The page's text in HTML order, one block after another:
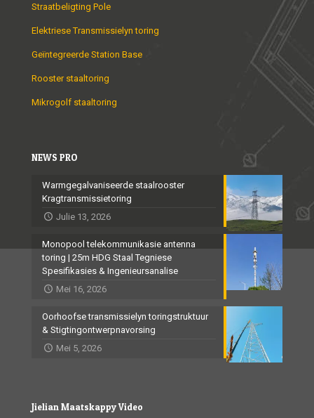
Straatbeligting Pole
Elektriese Transmissielyn toring
Geïntegreerde Station Base
Rooster staaltoring
Mikrogolf staaltoring
NEWS PRO
Warmgegalvaniseerde staalrooster
Kragtransmissietoring
Julie 13, 2026
Monopool telekommunikasie antenna
toring | 25m HDG Staal Tegniese
Spesifikasies & Ingenieursanalise
Mei 16, 2026
Oorhoofse transmissielyn toringstruktuur
& Stigtingontwerpnavorsing
Mei 5, 2026
Jielian Maatskappy Video